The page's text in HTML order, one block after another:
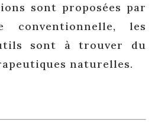
sont proposées par
conventionnelle, les
sont à trouver du
naturelles.